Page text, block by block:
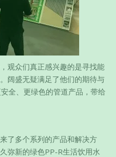
观众们真正感兴趣的是寻找能
阔盛无疑满足了他们的期待与
全、更绿色的管道产品，带给
了多个系列的产品和解决方
弥新的绿色PP-R生活饮用水